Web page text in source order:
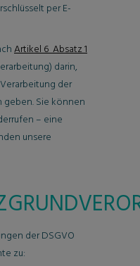
per E-
Artikel 6 Absatz 1
darin,
der
Sie können
– eine
unsere
der DSGVO
zu: